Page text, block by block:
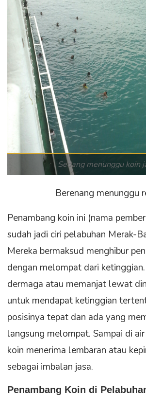
Sedang menunggu koin
Berenang menunggu
Penambang koin ini (nama
sudah jadi ciri pelabuhan Merak-
Mereka bermaksud menghibur
dengan melompat dari
dermaga atau memanjat lewat
untuk mendapat ketinggian
posisinya tepat dan ada yang
langsung melompat. Sampai di
koin menerima lembaran atau
sebagai imbalan jasa.
Penambang Koin di